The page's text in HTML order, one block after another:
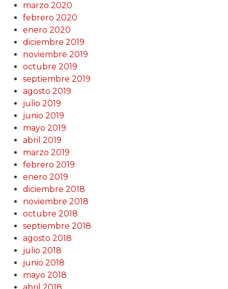
marzo 2020
febrero 2020
enero 2020
diciembre 2019
noviembre 2019
octubre 2019
septiembre 2019
agosto 2019
julio 2019
junio 2019
mayo 2019
abril 2019
marzo 2019
febrero 2019
enero 2019
diciembre 2018
noviembre 2018
octubre 2018
septiembre 2018
agosto 2018
julio 2018
junio 2018
mayo 2018